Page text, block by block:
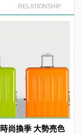
RELATIONSHIP
尚換季 大勢亮色